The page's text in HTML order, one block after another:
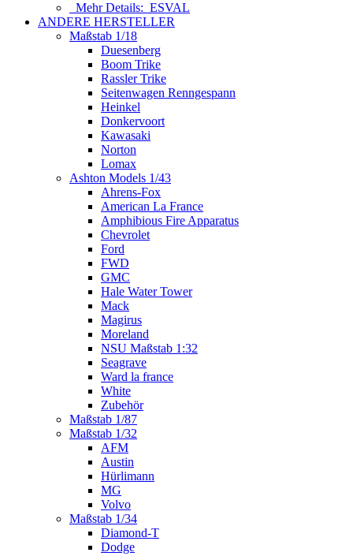
Mehr Details: ESVAL
ANDERE HERSTELLER
Maßstab 1/18
Duesenberg
Boom Trike
Rassler Trike
Seitenwagen Renngespann
Heinkel
Donkervoort
Kawasaki
Norton
Lomax
Ashton Models 1/43
Ahrens-Fox
American La France
Amphibious Fire Apparatus
Chevrolet
Ford
FWD
GMC
Hale Water Tower
Mack
Magirus
Moreland
NSU Maßstab 1:32
Seagrave
Ward la france
White
Zubehör
Maßstab 1/87
Maßstab 1/32
AFM
Austin
Hürlimann
MG
Volvo
Maßstab 1/34
Diamond-T
Dodge